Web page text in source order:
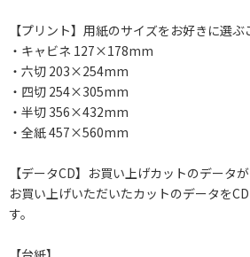
【プリント】用紙のサイズをお好きに選
・キャビネ 127×178mm
・六切 203×254mm
・四切 254×305mm
・半切 356×432mm
・全紙 457×560mm
【データCD】お買い上げカットのデータ
お買い上げいただいたカットのデータを
す。